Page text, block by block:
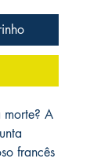
A
francês